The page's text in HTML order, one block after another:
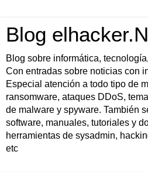
Blog
Blog sobre informática,
Con entradas sobre noticias con
Especial atención a todo tipo de
ransomware, ataques DDoS,
de malware y spyware. También
software, manuales, tutoriales y
herramientas de sysadmin,
etc